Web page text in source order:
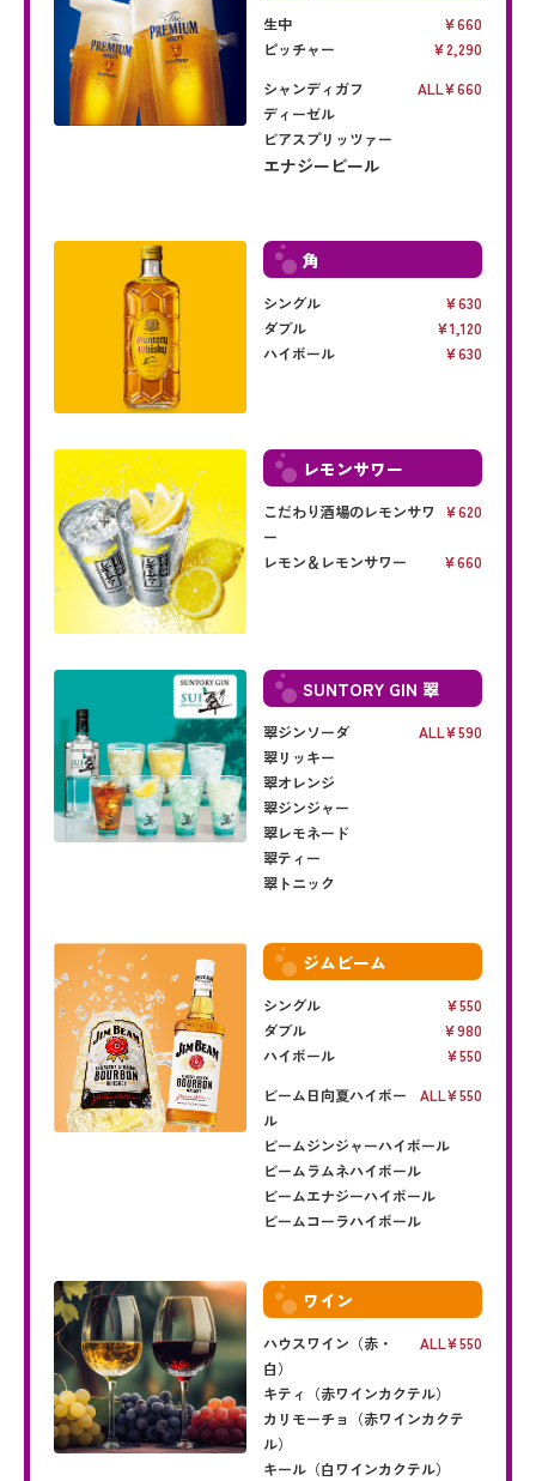
生中
660
ピッチャー
2,290
シャンディガフ
ALL
660
ディーゼル
ビアスプリッツァー
エナジービール
角
シングル
630
ダブル
1,120
ハイボール
630
レモンサワー
こだわり酒場のレモンサワ
ー
620
レモン＆レモンサワー 660
SUNTORY GIN 翠
翠ジンソーダ ALL
590
翠リッキー
翠オレンジ
翠ジンジャー
翠レモネード
翠ティー
翠トニック
ジムビーム
シングル
550
ダブル
980
ハイボール
550
ビーム日向夏ハイボー
ル
ALL 550
ビームジンジャーハイボール
ビームラムネハイボール
ビームエナジーハイボール
ビームコーラハイボール
ワイン
ハウスワイン（赤・
白）
ALL 550
キティ（赤ワインカクテル）
カリモーチョ（赤ワインカクテ
ル）
キール（白ワインカクテル）